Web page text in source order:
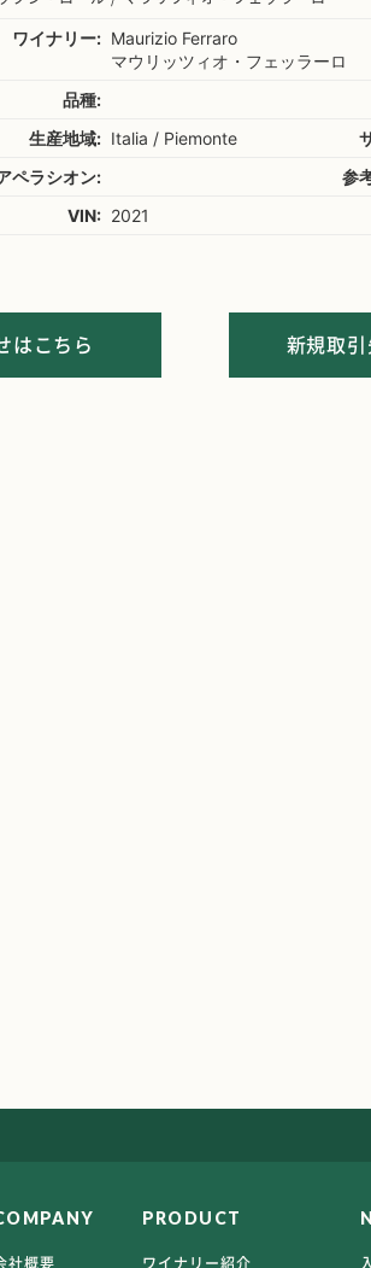
ワイナリー: Maurizio Ferraro
マウリッツィオ・フェッラーロ
品種:
生産地域: Italia / Piemonte
ペラシオン:
参
VIN: 2021
はこちら 新規取
社概要
PRODUCT
ワイナリー紹介